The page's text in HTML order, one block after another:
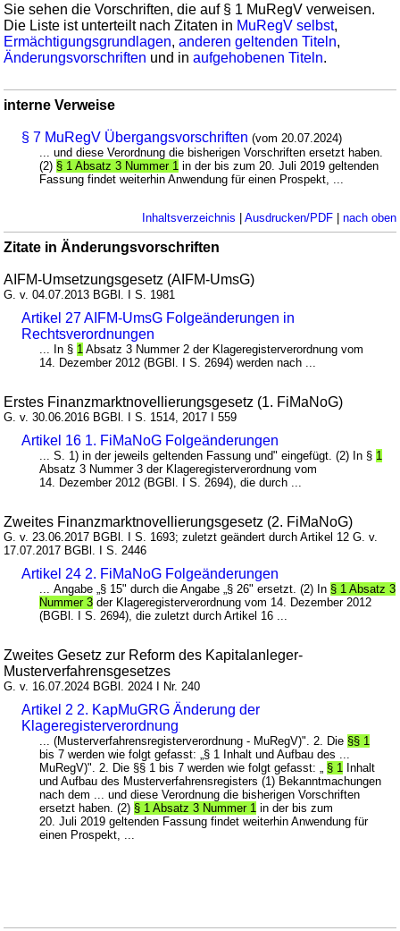
Sie sehen die Vorschriften, die auf § 1 MuRegV verweisen.
Die Liste ist unterteilt nach Zitaten in MuRegV selbst,
Ermächtigungsgrundlagen,anderen geltenden Titeln,
Änderungsvorschriften und inaufgehobenen Titeln.
interne Verweise
§ 7 MuRegV Übergangsvorschriften (vom 20.07.2024)
... und diese Verordnung die bisherigen Vorschriften ersetzt haben.
(2) § 1 Absatz 3 Nummer 1 in der bis zum 20. Juli 2019 geltenden
Fassung findet weiterhin Anwendung für einen Prospekt, ...
Inhaltsverzeichnis | Ausdrucken/PDF| nach oben
Zitate in Änderungsvorschriften
AIFM-Umsetzungsgesetz (AIFM-UmsG)
G. v. 04.07.2013 BGBl. I S. 1981
Artikel 27 AIFM-UmsG Folgeänderungen in
Rechtsverordnungen
... In § 1 Absatz 3 Nummer 2 der Klageregisterverordnung vom
14. Dezember 2012 (BGBl. I S. 2694) werden nach ...
Erstes Finanzmarktnovellierungsgesetz (1. FiMaNoG)
G. v. 30.06.2016 BGBl. I S. 1514, 2017 I 559
Artikel 16 1. FiMaNoG Folgeänderungen
... S. 1) in der jeweils geltenden Fassung und" eingefügt. (2) In § 1
Absatz 3 Nummer 3 der Klageregisterverordnung vom
14. Dezember 2012 (BGBl. I S. 2694), die durch ...
Zweites Finanzmarktnovellierungsgesetz (2. FiMaNoG)
G. v. 23.06.2017 BGBl. I S. 1693; zuletzt geändert durch Artikel 12 G. v.
17.07.2017 BGBl. I S. 2446
Artikel 24 2. FiMaNoG Folgeänderungen
... Angabe „§ 15" durch die Angabe „§ 26" ersetzt. (2) In § 1 Absatz 3
Nummer 3 der Klageregisterverordnung vom 14. Dezember 2012
(BGBl. I S. 2694), die zuletzt durch Artikel 16 ...
Zweites Gesetz zur Reform des Kapitalanleger-
Musterverfahrensgesetzes
G. v. 16.07.2024 BGBl. 2024 I Nr. 240
Artikel 2 2. KapMuGRG Änderung der
Klageregisterverordnung
... (Musterverfahrensregisterverordnung - MuRegV)". 2. Die §§ 1
bis 7 werden wie folgt gefasst: „§ 1 Inhalt und Aufbau des ...
MuRegV)". 2. Die §§ 1 bis 7 werden wie folgt gefasst: „ § 1 Inhalt
und Aufbau des Musterverfahrensregisters (1) Bekanntmachungen
nach dem ... und diese Verordnung die bisherigen Vorschriften
ersetzt haben. (2) § 1 Absatz 3 Nummer 1 in der bis zum
20. Juli 2019 geltenden Fassung findet weiterhin Anwendung für
einen Prospekt, ...